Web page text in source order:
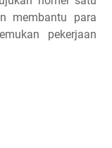
membantu para
pekerjaan